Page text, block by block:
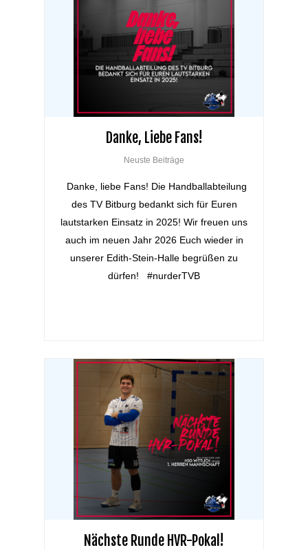
Danke, Liebe Fans!
Neuste Beiträge
Danke, liebe Fans! Die Handballabteilung
des TV Bitburg bedankt sich für Euren
lautstarken Einsatz in 2025! Wir freuen uns
auch im neuen Jahr 2026 Euch wieder in
unserer Edith-Stein-Halle begrüßen zu
dürfen! #nurderTVB
Nächste Runde HVR-Pokal!